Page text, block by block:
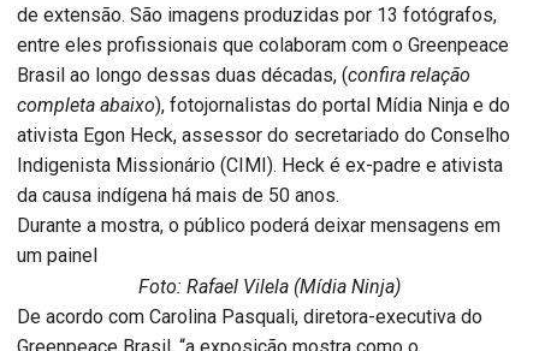
de extensão. São imagens produzidas por 13 fotógrafos,
entre eles profissionais que colaboram com o Greenpeace
Brasil ao longo dessas duas décadas, (confira relação
completa abaixo), fotojornalistas do portal Mídia Ninja e do
ativista Egon Heck, assessor do secretariado do Conselho
Indigenista Missionário (CIMI). Heck é ex-padre e ativista
da causa indígena há mais de 50 anos.
Durante a mostra, o público poderá deixar mensagens em
um painel
Foto: Rafael Vilela (Mídia Ninja)
De acordo com Carolina Pasquali, diretora-executiva do